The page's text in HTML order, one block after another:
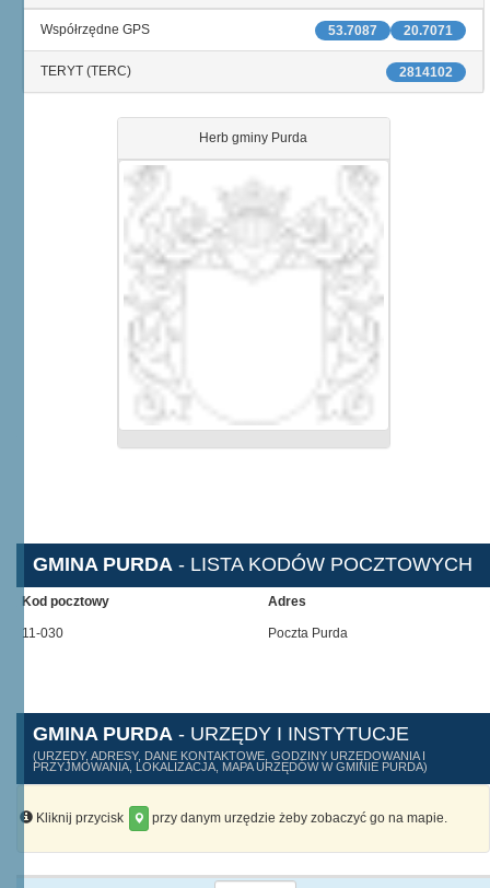
20.7071
53.7087
Współrzędne GPS
TERYT (TERC) 2814102
Herb gminy Purda
GMINA PURDA - LISTA KODÓW POCZTOWYCH
Kod pocztowy Adres
11-030 Poczta Purda
GMINA PURDA - URZĘDY I INSTYTUCJE
(URZĘDY, ADRESY, DANE KONTAKTOWE, GODZINY URZĘDOWANIA I
PRZYJMOWANIA, LOKALIZACJA, MAPA URZĘDÓW W GMINIE PURDA)
Kliknij przycisk przy danym urzędzie żeby zobaczyć go na mapie.